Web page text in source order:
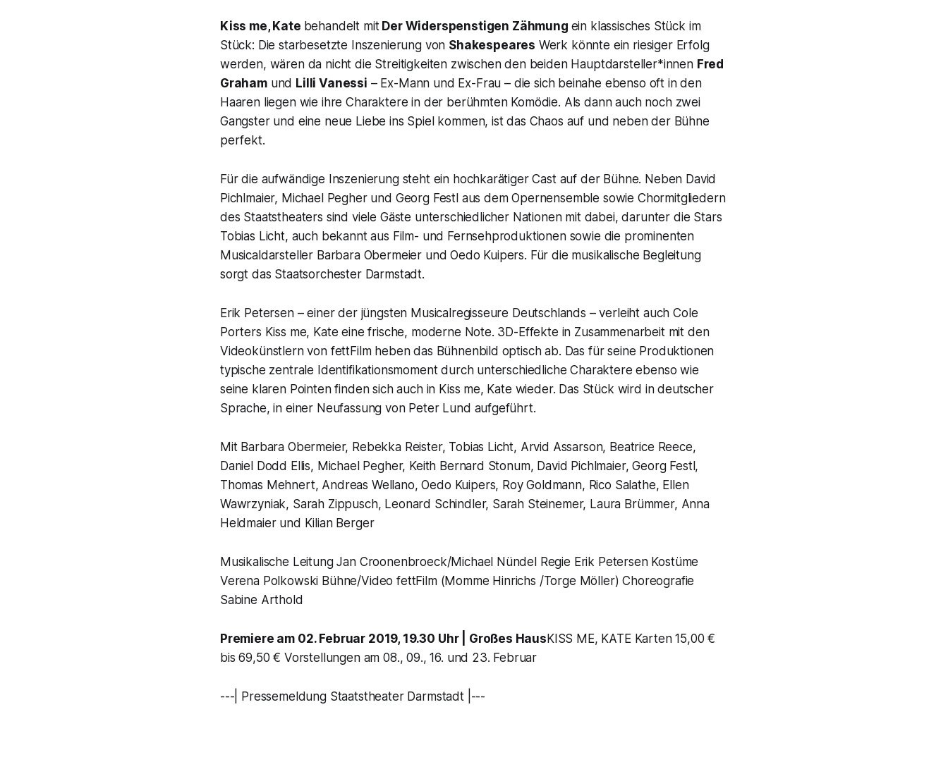
Kiss me, Kate behandelt mitDer Widerspenstigen Zähmung ein klassisches Stück im
Stück: Die starbesetzte Inszenierung von Shakespeares Werk könnte ein riesiger Erfolg
werden, wären da nicht die Streitigkeiten zwischen den beiden Hauptdarsteller*innen Fred
Graham und Lilli Vanessi – Ex-Mann und Ex-Frau – die sich beinahe ebenso oft in den
Haaren liegen wie ihre Charaktere in der berühmten Komödie. Als dann auch noch zwei
Gangster und eine neue Liebe ins Spiel kommen, ist das Chaos auf und neben der Bühne
perfekt.
Für die aufwändige Inszenierung steht ein hochkarätiger Cast auf der Bühne. Neben David
Pichlmaier, Michael Pegher und Georg Festl aus dem Opernensemble sowie Chormitgliedern
des Staatstheaters sind viele Gäste unterschiedlicher Nationen mit dabei, darunter die Stars
Tobias Licht, auch bekannt aus Film- und Fernsehproduktionen sowie die prominenten
Musicaldarsteller Barbara Obermeier und Oedo Kuipers. Für die musikalische Begleitung
sorgt das Staatsorchester Darmstadt.
Erik Petersen – einer der jüngsten Musicalregisseure Deutschlands – verleiht auch Cole
Porters Kiss me, Kate eine frische, moderne Note. 3D-Effekte in Zusammenarbeit mit den
Videokünstlern von fettFilm heben das Bühnenbild optisch ab. Das für seine Produktionen
typische zentrale Identifikationsmoment durch unterschiedliche Charaktere ebenso wie
seine klaren Pointen finden sich auch in Kiss me, Kate wieder. Das Stück wird in deutscher
Sprache, in einer Neufassung von Peter Lund aufgeführt.
Mit Barbara Obermeier, Rebekka Reister, Tobias Licht, Arvid Assarson, Beatrice Reece,
Daniel Dodd Ellis, Michael Pegher, Keith Bernard Stonum, David Pichlmaier, Georg Festl,
Thomas Mehnert, Andreas Wellano, Oedo Kuipers, Roy Goldmann, Rico Salathe, Ellen
Wawrzyniak, Sarah Zippusch, Leonard Schindler, Sarah Steinemer, Laura Brümmer, Anna
Heldmaier und Kilian Berger
Musikalische Leitung Jan Croonenbroeck/Michael Nündel Regie Erik Petersen Kostüme
Verena Polkowski Bühne/Video fettFilm (Momme Hinrichs /Torge Möller) Choreografie
Sabine Arthold
Premiere am 02. Februar 2019, 19.30 Uhr | Großes HausKISS ME, KATE Karten 15,00 €
bis 69,50 € Vorstellungen am 08., 09., 16. und 23. Februar
---| Pressemeldung Staatstheater Darmstadt |---